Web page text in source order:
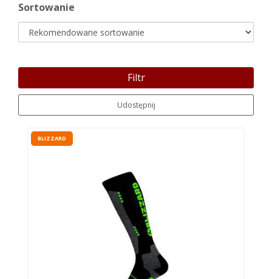
Sortowanie
Filtr
Udostępnij
BLIZZARD